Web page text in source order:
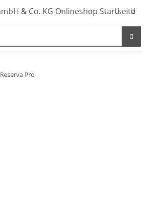
Reserva Pro